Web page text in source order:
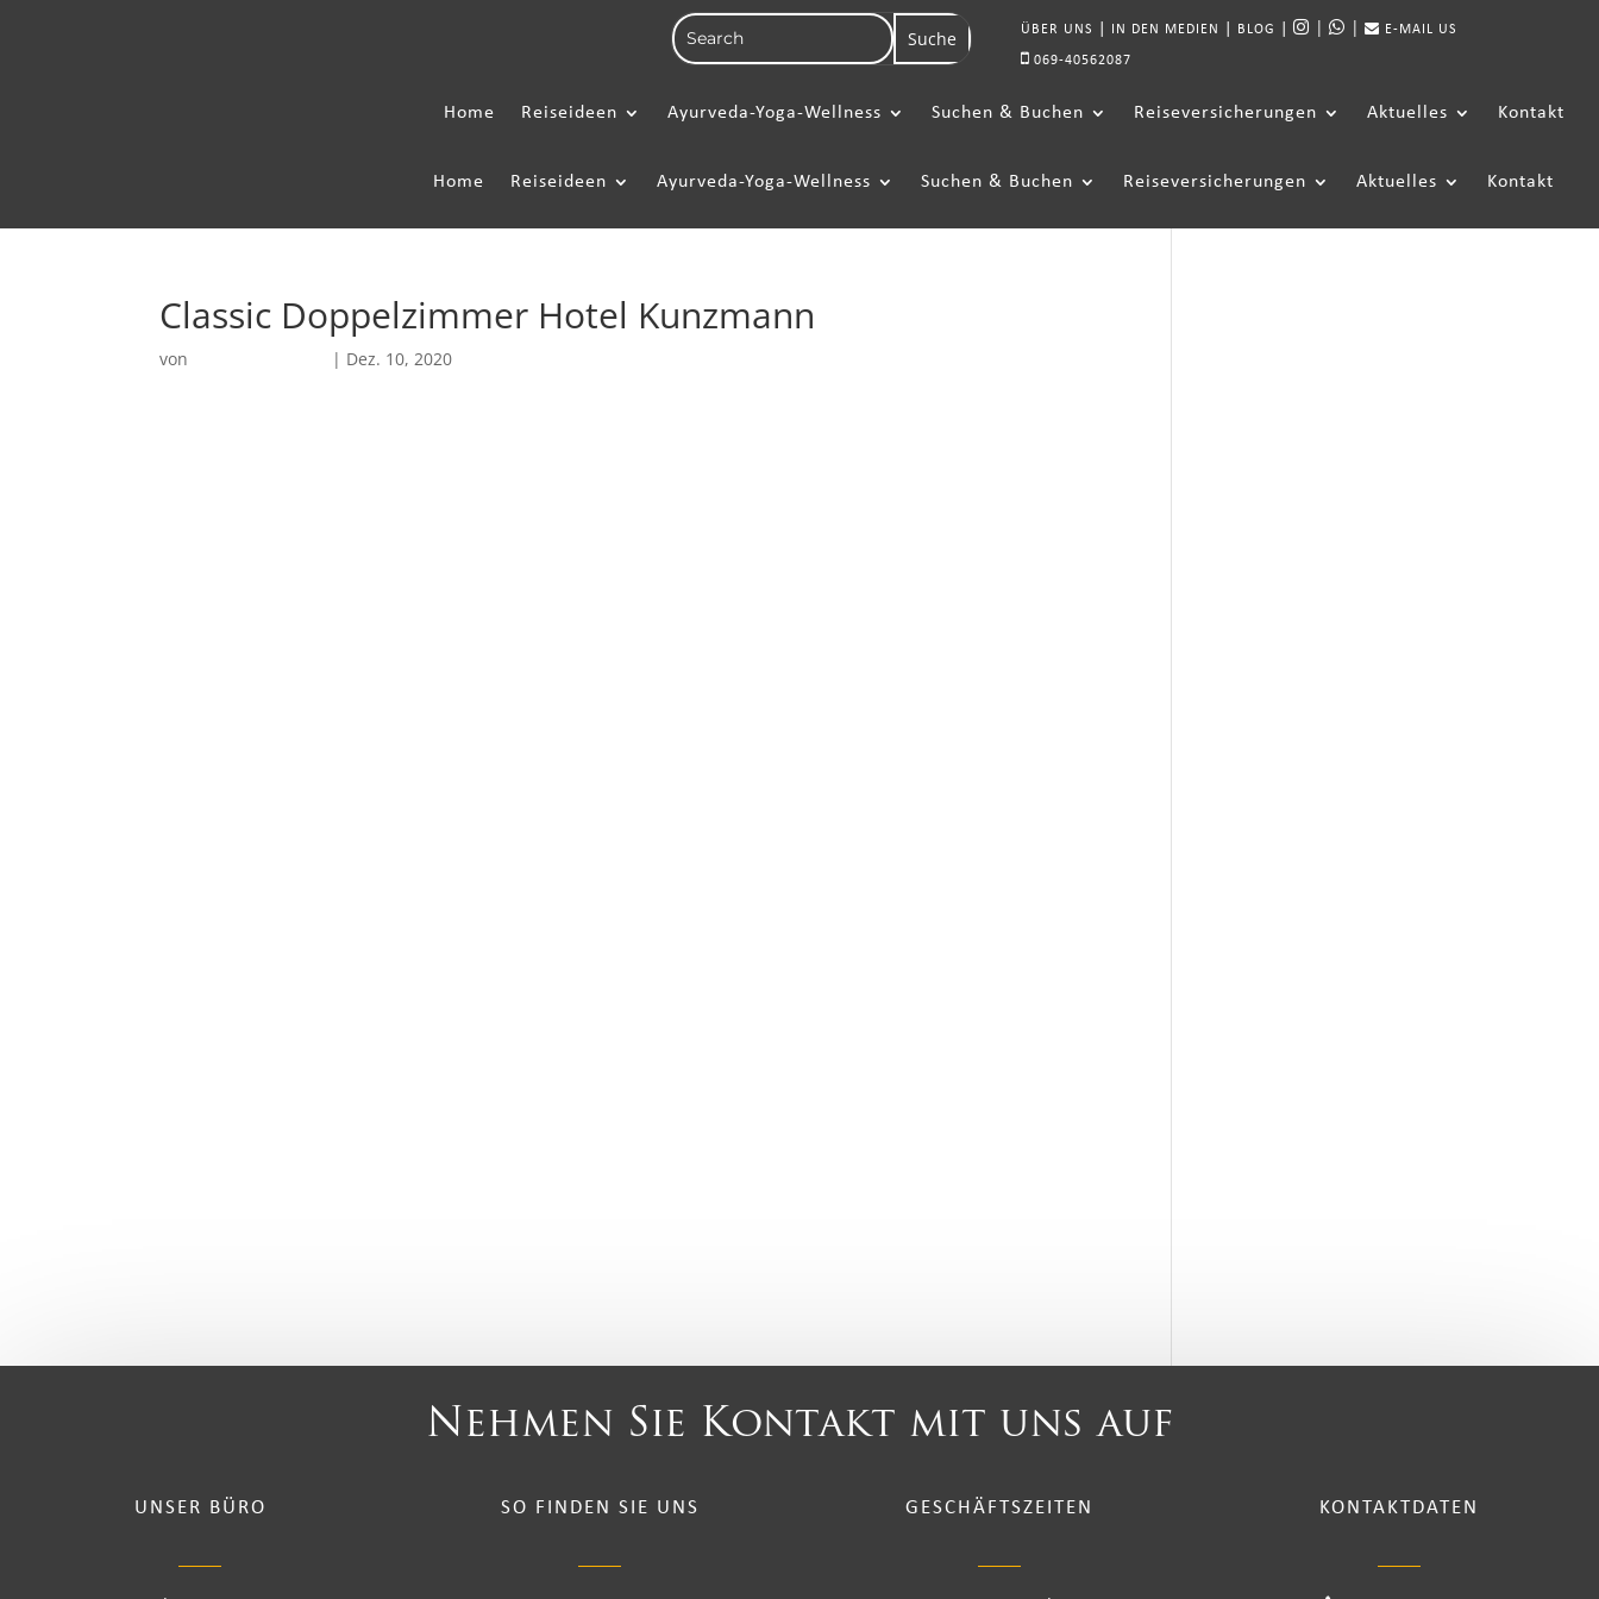
ÜBER UNS IN DEN MEDIEN BLOG | | E-MAIL US
069-40562087
Home Reiseideen Ayurveda-Yoga-Wellness Suchen & Buchen Reiseversicherungen Aktuelles Kontakt
Home Reiseideen Ayurveda-Yoga-Wellness Suchen & Buchen Reiseversicherungen Aktuelles Kontakt
Classic Doppelzimmer Hotel Kunzmann
von | Dez. 10, 2020
Nehmen Sie Kontakt mit uns auf
UNSER BÜRO SO FINDEN SIE UNS GESCHÄFTSZEITEN KONTAKTDATEN